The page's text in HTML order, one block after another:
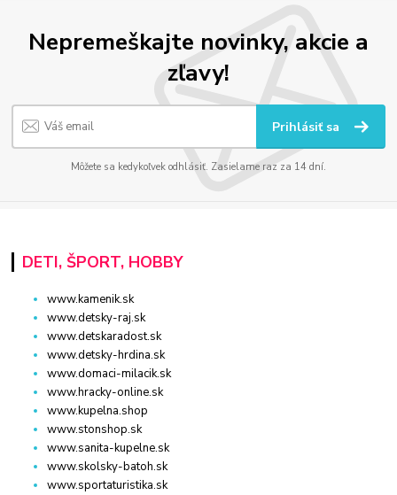
Nepremeškajte novinky, akcie a
zľavy!
Prihlásiť sa
Môžete sa kedykoľvek odhlásiť. Zasielame raz za 14 dní.
DETI, ŠPORT, HOBBY
www.kamenik.sk
www.detsky-raj.sk
www.detskaradost.sk
www.detsky-hrdina.sk
www.domaci-milacik.sk
www.hracky-online.sk
www.kupelna.shop
www.stonshop.sk
www.sanita-kupelne.sk
www.skolsky-batoh.sk
www.sportaturistika.sk